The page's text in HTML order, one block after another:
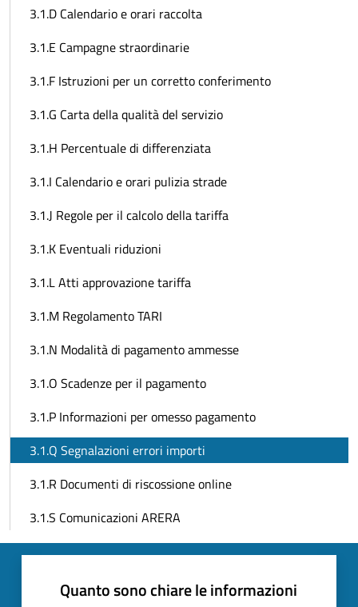
3.1.D Calendario e orari raccolta
3.1.E Campagne straordinarie
3.1.F Istruzioni per un corretto conferimento
3.1.G Carta della qualità del servizio
3.1.H Percentuale di differenziata
3.1.I Calendario e orari pulizia strade
3.1.J Regole per il calcolo della tariffa
3.1.K Eventuali riduzioni
3.1.L Atti approvazione tariffa
3.1.M Regolamento TARI
3.1.N Modalità di pagamento ammesse
3.1.O Scadenze per il pagamento
3.1.P Informazioni per omesso pagamento
3.1.Q Segnalazioni errori importi
3.1.R Documenti di riscossione online
3.1.S Comunicazioni ARERA
Quanto sono chiare le informazioni